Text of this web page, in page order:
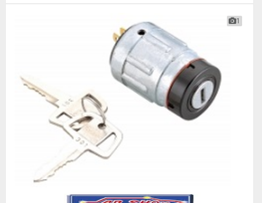
1